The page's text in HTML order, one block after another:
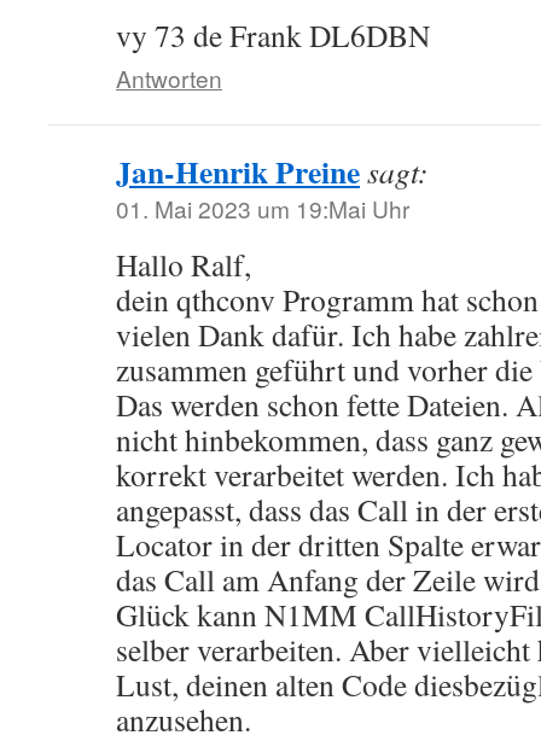
vy 73 de Frank DL6DBN
Antworten
Jan-Henrik Preinesagt:
01. Mai 2023 um 19:Mai Uhr
Hallo Ralf,
dein qthconv Programm hat
vielen Dank dafür. Ich habe
zusammen geführt und vorher
Das werden schon fette Dateien.
nicht hinbekommen, dass ganz
korrekt verarbeitet werden. Ich
angepasst, dass das Call in der
Locator in der dritten Spalte
das Call am Anfang der Zeile
Glück kann N1MM
selber verarbeiten. Aber vielleicht
Lust, deinen alten Code
anzusehen.